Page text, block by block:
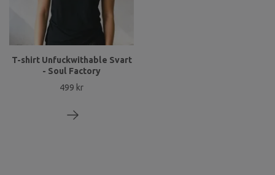
T-shirt Unfuckwithable Svart
- Soul Factory
499 kr